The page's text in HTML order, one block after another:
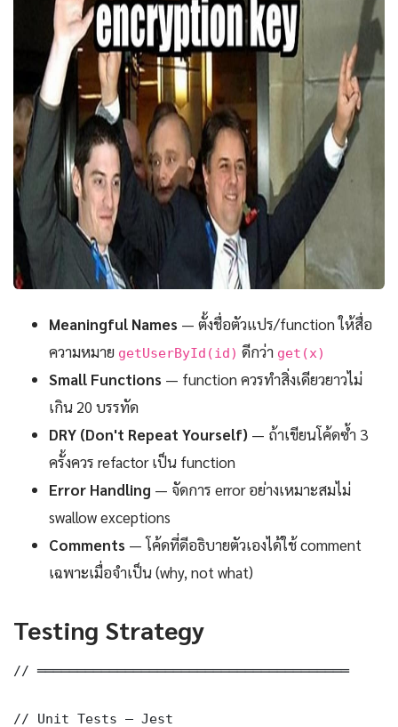
Meaningful Names — ตั้งชื่อตัวแปร/function ให้สื่อ
ความหมาย getUserById(id) ดีกว่า get(x)
Small Functions — function ควรทำสิ่งเดียวยาวไม่
เกิน 20 บรรทัด
DRY (Don't Repeat Yourself) — ถ้าเขียนโค้ดซ้ำ 3
ครั้งควร refactor เป็น function
Error Handling — จัดการ error อย่างเหมาะสมไม่
swallow exceptions
Comments — โค้ดที่ดีอธิบายตัวเองได้ใช้ comment
เฉพาะเมื่อจำเป็น (why, not what)
Testing Strategy
// ═══════════════════════════════════════
// Unit Tests — Jest